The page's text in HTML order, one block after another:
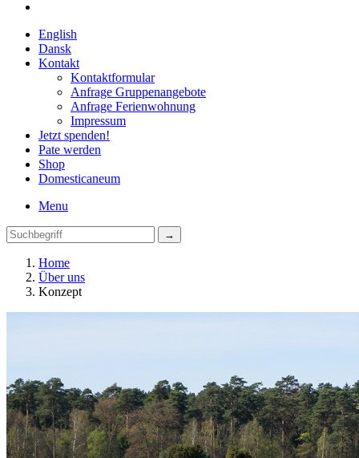
English
Dansk
Kontakt
Kontaktformular
Anfrage Gruppenangebote
Anfrage Ferienwohnung
Impressum
Jetzt spenden!
Pate werden
Shop
Domesticaneum
Menu
Home
Über uns
Konzept